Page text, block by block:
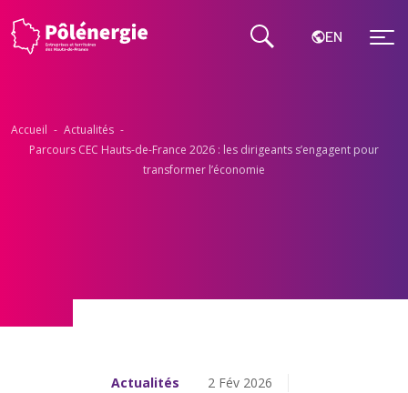
EN
Accueil - Actualités -
Parcours CEC Hauts-de-France 2026 : les dirigeants s’engagent pour
transformer l’économie
Actualités
2 Fév 2026